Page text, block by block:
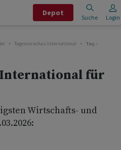
Depot
Suche Login
Tagesvorschau International
International für
Wirtschafts- und